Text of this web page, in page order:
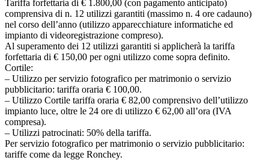
Tariffa forfettaria di € 1.800,00 (con pagamento anticipato)
comprensiva di n. 12 utilizzi garantiti (massimo n. 4 ore cadauno)
nel corso dell’anno (utilizzo apparecchiature informatiche ed
impianto di videoregistrazione compreso).
Al superamento dei 12 utilizzi garantiti si applicherà la tariffa
forfettaria di € 150,00 per ogni utilizzo come sopra definito.
Cortile:
– Utilizzo per servizio fotografico per matrimonio o servizio
pubblicitario: tariffa oraria € 100,00.
– Utilizzo Cortile tariffa oraria € 82,00 comprensivo dell’utilizzo
impianto luce, oltre le 24 ore di utilizzo € 62,00 all’ora (IVA
compresa).
– Utilizzi patrocinati: 50% della tariffa.
Per servizio fotografico per matrimonio o servizio pubblicitario:
tariffe come da legge Ronchey.